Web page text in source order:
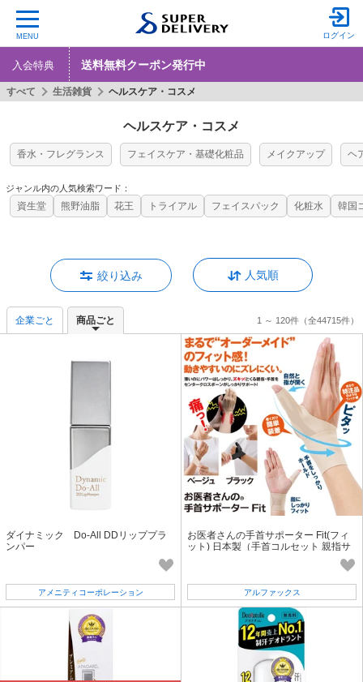
MENU ログイン
入会特典 送料無料クーポン発行中
ヘルスケア・コスメ
香水・フレグランス フェイスケア・基礎化粧品 メイクアップ ヘ
すべて 生活雑貨 ヘルスケア・コスメ
ジャンル内の人気検索ワード：
資生堂 熊野油脂 花王 トライアル フェイスパック 化粧水 韓国
絞り込み 人気順
企業ごと 商品ごと 1 ～ 120件（全44715件）
ダイナミック Do-All DDリッププラ
ンパー
アメニティコーポレーション
お医者さんの手首サポーター Fit(フィ
ット) 日本製（手首コルセット 親指サ
アルファックス